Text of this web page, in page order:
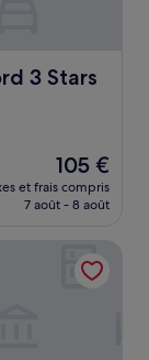
3 Stars
Le
nouveau
prix
de
105 €
105 €
et frais compris
7 août - 8 août